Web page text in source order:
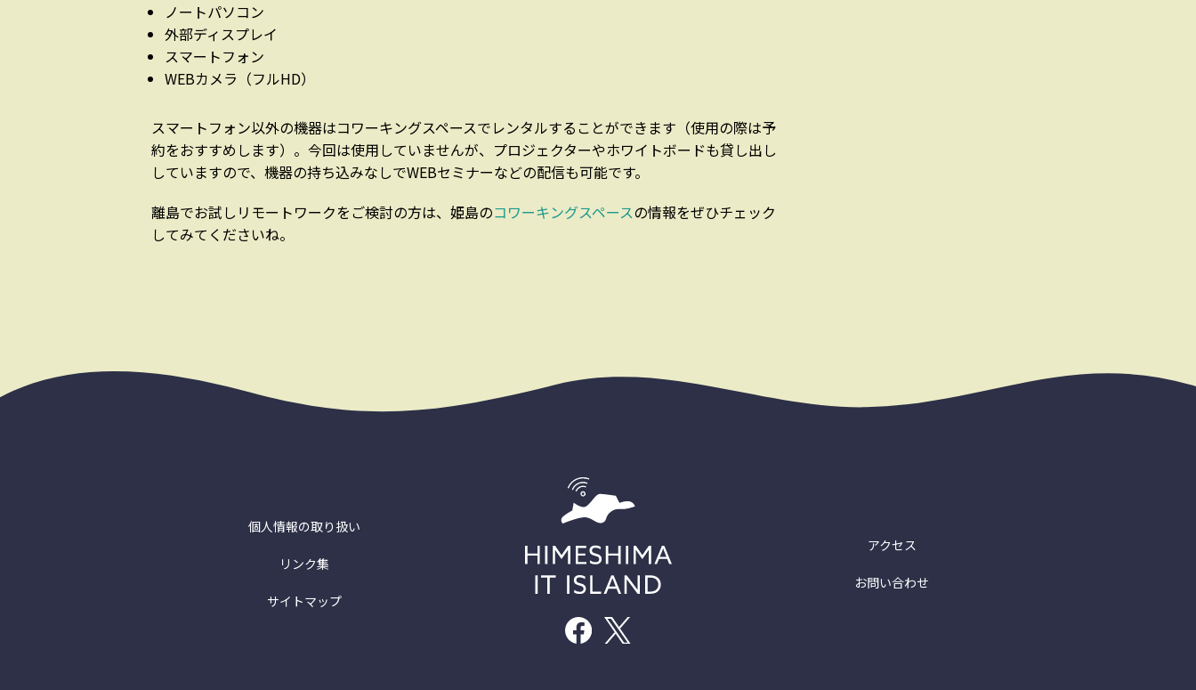
ノートパソコン
外部ディスプレイ
スマートフォン
WEBカメラ（フルHD）
スマートフォン以外の機器はコワーキングスペースでレンタルすることができます（使用の際は予
約をおすすめします）。今回は使用していませんが、プロジェクターやホワイトボードも貸し出し
していますので、機器の持ち込みなしでWEBセミナーなどの配信も可能です。
離島でお試しリモートワークをご検討の方は、姫島のコワーキングスペースの情報をぜひチェック
してみてくださいね。
個人情報の取り扱い
リンク集
サイトマップ
アクセス
お問い合わせ